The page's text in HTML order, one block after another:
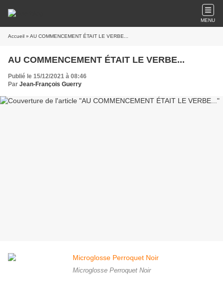
MENU
Accueil » AU COMMENCEMENT ÉTAIT LE VERBE...
AU COMMENCEMENT ÉTAIT LE VERBE...
Publié le 15/12/2021 à 08:46
Par Jean-François Guerry
Microglosse Perroquet Noir